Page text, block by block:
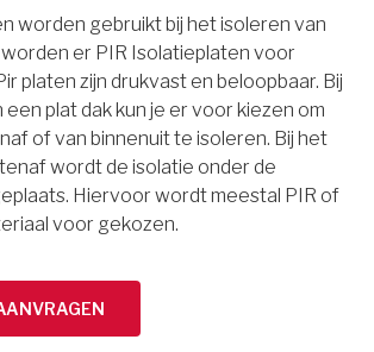
worden gebruikt bij het isoleren van
er PIR Isolatieplaten voor
platen zijn drukvast en beloopbaar. Bij
plat dak kun je er voor kiezen om
of van binnenuit te isoleren. Bij het
wordt de isolatie onder de
Hiervoor wordt meestal PIR of
voor gekozen.